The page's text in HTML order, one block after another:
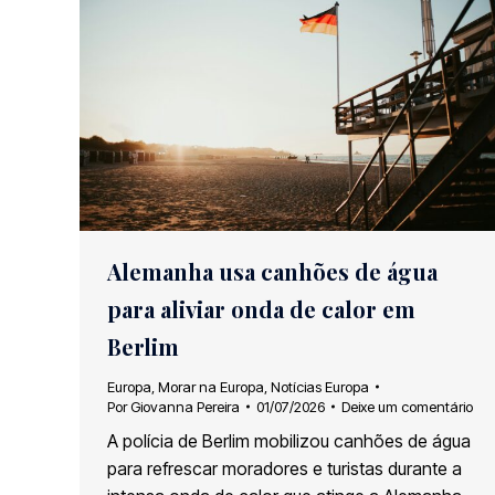
Alemanha usa canhões de água
para aliviar onda de calor em
Berlim
Europa Morar na Europa Notícias Europa
PorGiovanna Pereira 01/07/2026 Deixe um comentário
A polícia de Berlim mobilizou canhões de água
para refrescar moradores e turistas durante a